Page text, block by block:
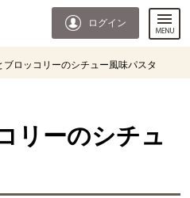
ログイン
ブロッコリーのシチュー風味パスタ
リーのシチュ